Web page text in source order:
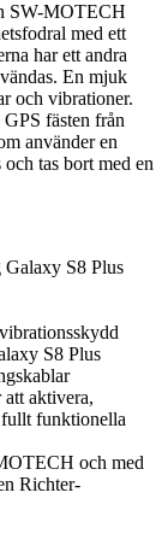
SW-MOTECH
med ett
har ett andra
En mjuk
och vibrationer.
fästen från
använder en
tas bort med en
Galaxy S8 Plus
S8 Plus
aktivera,
funktionella
och med
Richter-